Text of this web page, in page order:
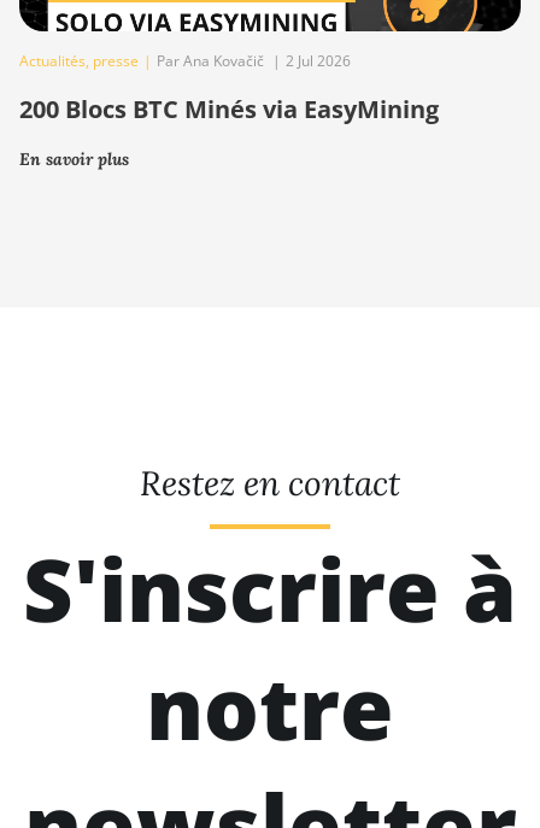
Actualités, presse | Par Ana Kovačič | 2 Jul 2026
200 Blocs BTC Minés via EasyMining
En savoir plus
Restez en contact
S'inscrire à
notre